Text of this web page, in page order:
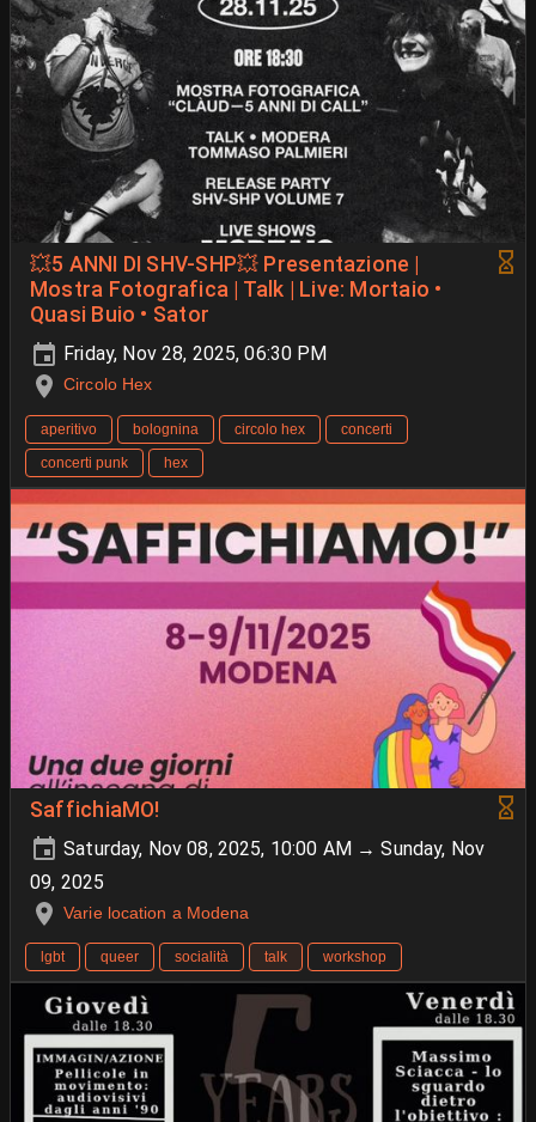
💥5 ANNI DI SHV-SHP💥 Presentazione |
Mostra Fotografica | Talk | Live: Mortaio •
Quasi Buio • Sator
Friday, Nov 28, 2025, 06:30 PM
Circolo Hex
aperitivo bolognina circolo hex
concerti
concerti punk
hex
SaffichiaMO!
Saturday, Nov 08, 2025, 10:00 AM → Sunday, Nov
09, 2025
Varie location a Modena
lgbt queer socialità talk workshop